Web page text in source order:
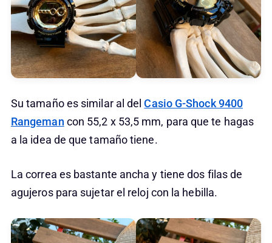
Su tamaño es similar al delCasio G-Shock 9400
Rangeman con 55,2 x 53,5 mm, para que te hagas
a la idea de que tamaño tiene.
La correa es bastante ancha y tiene dos filas de
agujeros para sujetar el reloj con la hebilla.